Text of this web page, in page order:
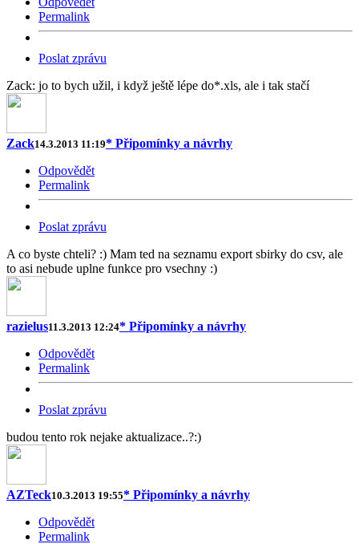
Permalink
Poslat zprávu
Zack: jo to bych užil, i když ještě lépe do*.xls, ale i tak stačí
Zack14.3.2013 11:19* Připomínky a návrhy
Odpovědět
Permalink
Poslat zprávu
A co byste chteli? :) Mam ted na seznamu export sbirky do csv, ale
to asi nebude uplne funkce pro vsechny :)
razielus11.3.2013 12:24* Připomínky a návrhy
Odpovědět
Permalink
Poslat zprávu
budou tento rok nejake aktualizace..?:)
AZTeck10.3.2013 19:55* Připomínky a návrhy
Odpovědět
Permalink